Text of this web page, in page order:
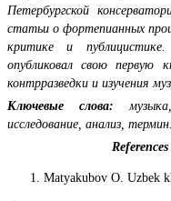
Петербургской
статьи о фортепианных
критике и
опубликовал свою первую
контрразведки и изучения
Ключевые слова:
исследование, анализ, термин.
Matyakubov О. Uzbek